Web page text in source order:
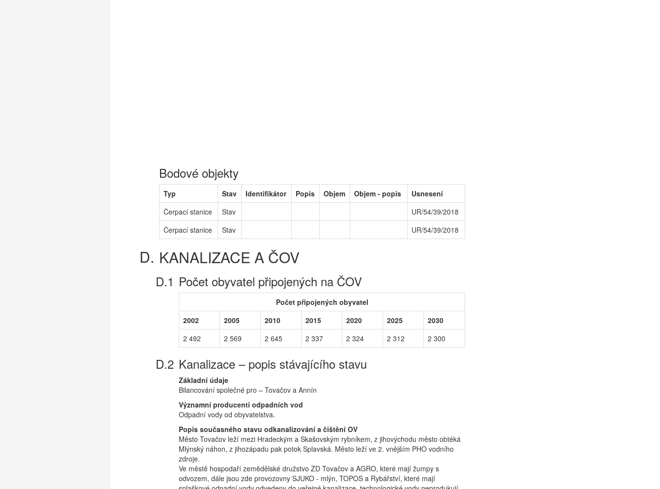
Bodové objekty
Typ Stav Identifikátor Popis Objem Objem - popis
Usnesení
Čerpací stanice
Stav
UR/54/39/2018
Čerpací stanice
Stav UR/54/39/2018
KANALIZACE A ČOV
Počet obyvatel připojených na ČOV
Počet připojených obyvatel
2002
2005 2010 2015 2020 2025
2030
2 492
2 569 2 645 2 337 2 324 2 312 2 300
Kanalizace – popis stávajícího stavu
Základní údaje
Bilancování společné pro – Tovačov a Annín
Významní producenti odpadních vod
Odpadní vody od obyvatelstva.
Popis současného stavu odkanalizování a čištění OV
Město Tovačov leží mezi Hradeckým a Skašovským rybníkem, z jihovýchodu město obtéká
Mlýnský náhon, z jihozápadu pak potok Splavská. Město leží ve 2. vnějším PHO vodního
zdroje.
Ve městě hospodaří zemědělské družstvo ZD Tovačov a AGRO, které mají žumpy s
odvozem, dále jsou zde provozovny SJUKO - mlýn, TOPOS a Rybářství, které mají